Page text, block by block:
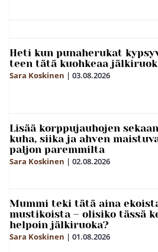
Heti kun punaherukat
teen tätä kuohkeaa
Sara Koskinen | 03.08.2026
Lisää korppujauhojen
kuha, siika ja ahven
paljon paremmilta
Sara Koskinen | 02.08.2026
Mummi teki tätä aina
mustikoista – olisiko tässä
helpoin jälkiruoka?
Sara Koskinen | 01.08.2026